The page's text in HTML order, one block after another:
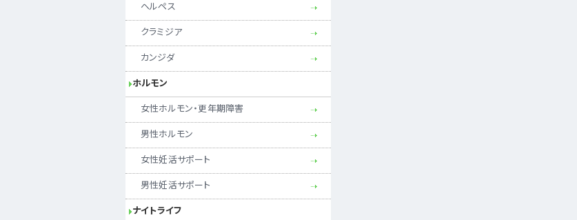
ヘルペス
クラミジア
カンジダ
ホルモン
女性ホルモン・更年期障害
男性ホルモン
女性妊活サポート
男性妊活サポート
ナイトライフ